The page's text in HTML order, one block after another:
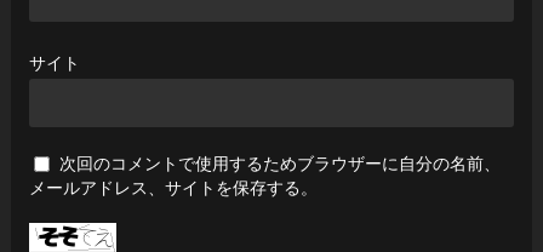
サイト
次回のコメントで使用するためブラウザーに自分の名前、
メールアドレス、サイトを保存する。